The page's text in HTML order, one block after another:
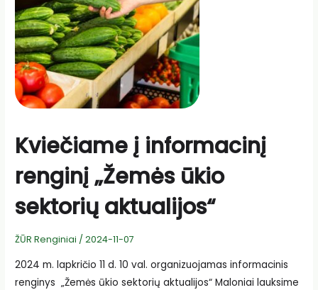
Kviečiame į informacinį
renginį „Žemės ūkio
sektorių aktualijos“
ŽŪR Renginiai /2024-11-07
2024 m. lapkričio 11 d. 10 val. organizuojamas informacinis
renginys „Žemės ūkio sektorių aktualijos“ Maloniai lauksime